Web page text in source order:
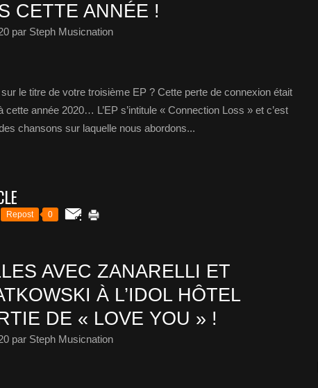
CETTE ANNÉE !
par Steph Musicnation
le titre de votre troisième EP ? Cette perte de connexion était
cette année 2020… L’EP s’intitule « Connection Loss » et c’est
chansons sur laquelle nous abordons...
Repost 0
AVEC ZANARELLI ET
À L’IDOL HÔTEL
DE « LOVE YOU » !
par Steph Musicnation